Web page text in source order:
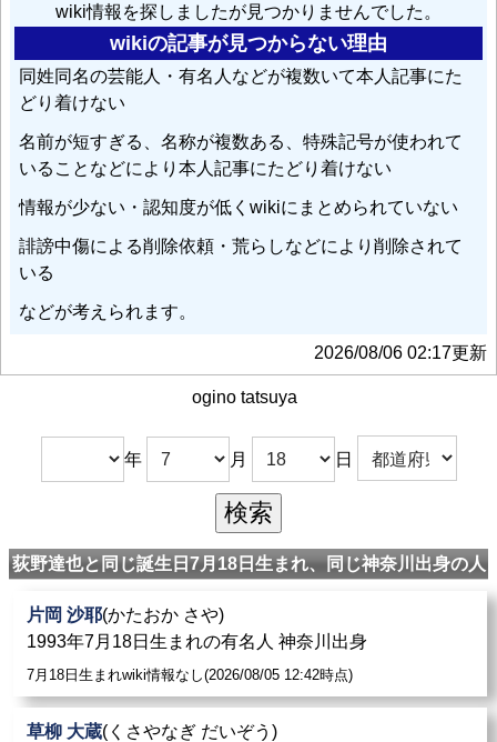
wiki情報を探しましたが見つかりませんでした。
wikiの記事が見つからない理由
同姓同名の芸能人・有名人などが複数いて本人記事にた
どり着けない
名前が短すぎる、名称が複数ある、特殊記号が使われて
いることなどにより本人記事にたどり着けない
情報が少ない・認知度が低くwikiにまとめられていない
誹謗中傷による削除依頼・荒らしなどにより削除されて
いる
などが考えられます。
2026/08/06 02:17更新
ogino tatsuya
年 月 日
荻野達也と同じ誕生日7月18日生まれ、同じ神奈川出身の人
片岡 沙耶(かたおか さや)
1993年7月18日生まれの有名人 神奈川出身
7月18日生まれwiki情報なし(2026/08/05 12:42時点)
草柳 大蔵(くさやなぎ だいぞう)